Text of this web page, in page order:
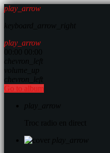
play_arrow
play_arrow
Go to album